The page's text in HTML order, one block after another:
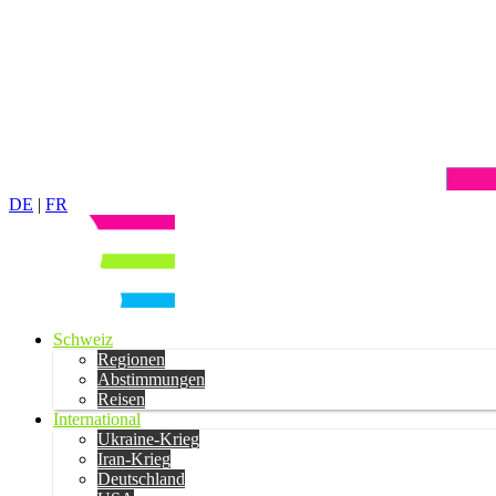
DE | FR
Schweiz
Regionen
Abstimmungen
Reisen
International
Ukraine-Krieg
Iran-Krieg
Deutschland